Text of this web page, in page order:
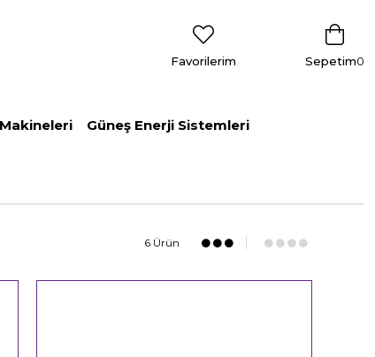
Sepetim0
Favorilerim
Güneş Enerji Sistemleri
6 Ürün